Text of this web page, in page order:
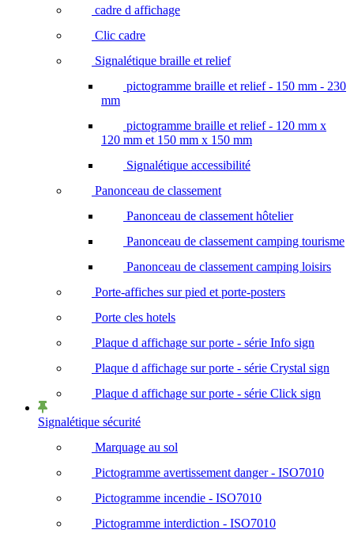
cadre d affichage
Clic cadre
Signalétique braille et relief
pictogramme braille et relief - 150 mm - 230
mm
pictogramme braille et relief - 120 mm x
120 mm et 150 mm x 150 mm
Signalétique accessibilité
Panonceau de classement
Panonceau de classement hôtelier
Panonceau de classement camping tourisme
Panonceau de classement camping loisirs
Porte-affiches sur pied et porte-posters
Porte cles hotels
Plaque d affichage sur porte - série Info sign
Plaque d affichage sur porte - série Crystal sign
Plaque d affichage sur porte - série Click sign
Signalétique sécurité
Marquage au sol
Pictogramme avertissement danger - ISO7010
Pictogramme incendie - ISO7010
Pictogramme interdiction - ISO7010